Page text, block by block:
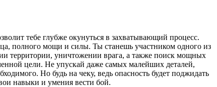
тебе глубже окунуться в захватывающий процесс.
полного мощи и силы. Ты станешь участником одного из
территории, уничтожении врага, а также поиск мощных
цели. Не упускай даже самых малейших деталей,
Но будь на чеку, ведь опасность будет поджидать
навыки и умения вести бой.